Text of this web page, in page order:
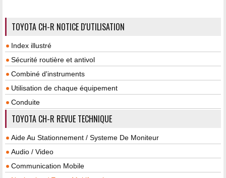
TOYOTA CH-R NOTICE D'UTILISATION
Index illustré
Sécurité routière et antivol
Combiné d'instruments
Utilisation de chaque équipement
Conduite
TOYOTA CH-R REVUE TECHNIQUE
Aide Au Stationnement / Systeme De Moniteur
Audio / Video
Communication Mobile